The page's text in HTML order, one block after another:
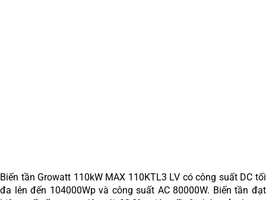
Biến tần Growatt 110kW MAX 110KTL3 LV có công suất DC tối
đa lên đến 104000Wp và công suất AC 80000W. Biến tần đạt